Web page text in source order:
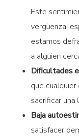
Este
vergüenza,
estamos
a alguien
Dificultades
que
sacrificar una
Baja
satisfacer